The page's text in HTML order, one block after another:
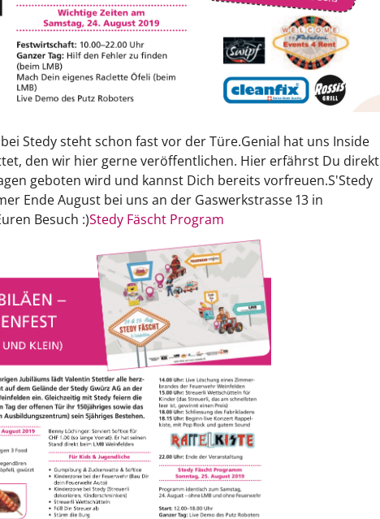
Stedy steht schon fast vor der Türe.Genial hat uns Inside
den wir hier gerne veröffentlichen. Hier erfährst Du direkt
geboten wird und kannst Dich bereits vorfreuen.S'Stedy
Ende August bei uns an der Gaswerkstrasse 13 in
Besuch :)Stedy Fäscht Program